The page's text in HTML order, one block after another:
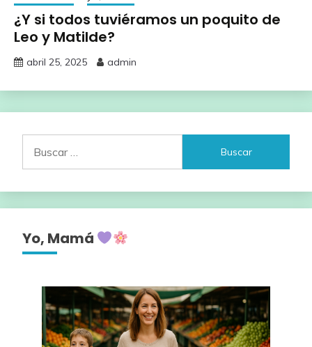
¿Y si todos tuviéramos un poquito de
Leo y Matilde?
abril 25, 2025 admin
Yo, Mamá